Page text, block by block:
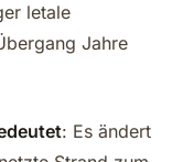
letale
Jahre
: Es ändert